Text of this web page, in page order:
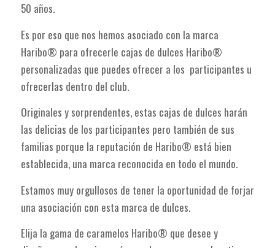
50 años.
Es por eso que nos hemos asociado con la marca
Haribo® para ofrecerle cajas de dulces Haribo®
personalizadas que puedes ofrecer a los participantes u
ofrecerlas dentro del club.
Originales y sorprendentes, estas cajas de dulces harán
las delicias de los participantes pero también de sus
familias porque la reputación de Haribo® está bien
establecida, una marca reconocida en todo el mundo.
Estamos muy orgullosos de tener la oportunidad de forjar
una asociación con esta marca de dulces.
Elija la gama de caramelos Haribo® que desee y